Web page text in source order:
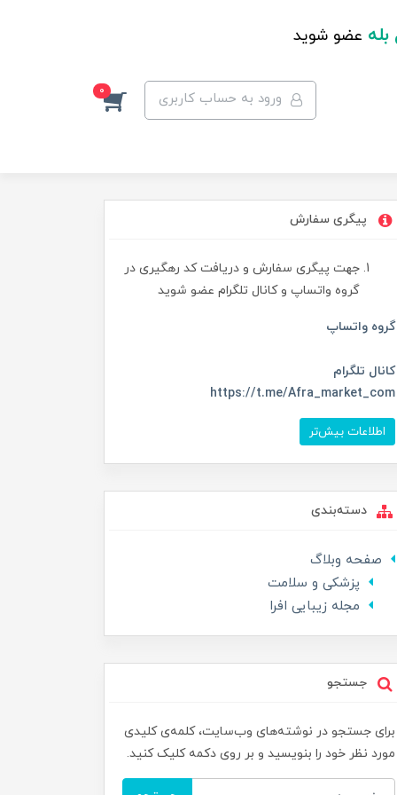
بله عضو شوید
ورود به حساب کاربری 0
پیگری سفارش
جهت پیگری سفارش و دریافت کد رهگیری در
گروه واتساپ و کانال تلگرام عضو شوید
گروه واتساپ
کانال تلگرام
https://t.me/Afra_market_com
اطلاعات بیش‌تر
دسته‌بندی
صفحه وبلاگ
پزشکی و سلامت
مجله زیبایی افرا
جستجو
برای جستجو در نوشته‌های وب‌سایت، کلمه‌ی کلیدی
مورد نظر خود را بنویسید و بر روی دکمه کلیک کنید.